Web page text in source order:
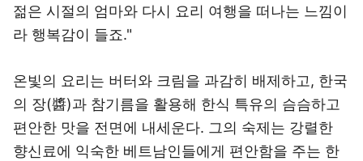
젊은 시절의 엄마와 다시 요리 여행을 떠나는 느낌이
라 행복감이 들죠."
온빛의 요리는 버터와 크림을 과감히 배제하고, 한국
의 장(醬)과 참기름을 활용해 한식 특유의 슴슴하고
편안한 맛을 전면에 내세운다. 그의 숙제는 강렬한
향신료에 익숙한 베트남인들에게 편안함을 주는 한